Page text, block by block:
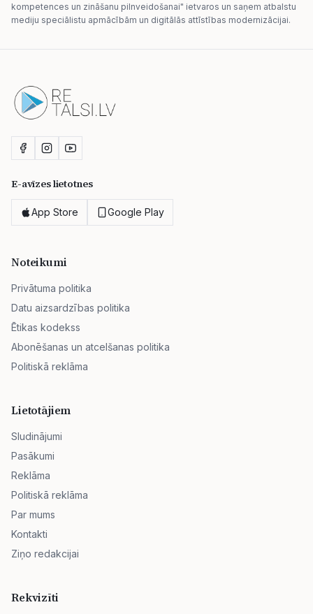
kompetences un zināšanu pilnveidošanai" ietvaros un saņem atbalstu
mediju speciālistu apmācībām un digitālās attīstības modernizācijai.
E-avīzes lietotnes
App Store Google Play
Noteikumi
Privātuma politika
Datu aizsardzības politika
Ētikas kodekss
Abonēšanas un atcelšanas politika
Politiskā reklāma
Lietotājiem
Sludinājumi
Pasākumi
Reklāma
Politiskā reklāma
Par mums
Kontakti
Ziņo redakcijai
Rekvizīti